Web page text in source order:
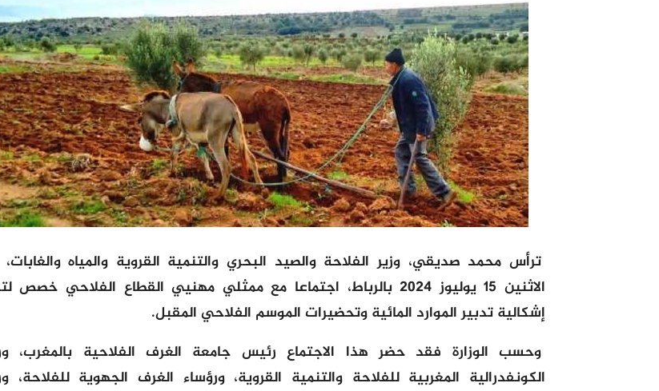
ترأس محمد صديقي، وزير الفلاحة والصيد البحري والتنمية القروية والمياه والغابات،
الاثنين 15 يوليوز 2024 بالرباط، اجتماعا مع ممثلي مهنيي القطاع الفلاحي خصص
إشكالية تدبير الموارد المائية وتحضيرات الموسم الفلاحي المقبل.
وحسب الوزارة فقد حضر هذا الاجتماع رئيس جامعة الغرف الفلاحية بالمغرب،
الكونفدرالية المغربية للفلاحة والتنمية القروية، ورؤساء الغرف الجهوية للفلاحة،